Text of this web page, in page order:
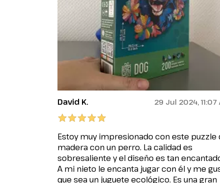
David K. 29 Jul 2024, 11:07
Estoy muy impresionado con este puzzle
madera con un perro. La calidad es
sobresaliente y el diseño es tan
A mi nieto le encanta jugar con él y me
que sea un juguete ecológico. Es una gran